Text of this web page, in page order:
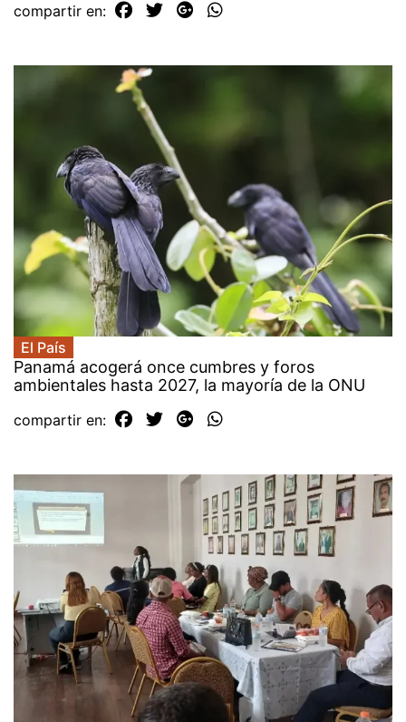
compartir en:
El País
Panamá acogerá once cumbres y foros
ambientales hasta 2027, la mayoría de la ONU
compartir en: